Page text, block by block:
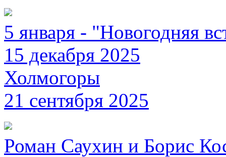
5 января - "Новогодняя
15 декабря 2025
Холмогоры
21 сентября 2025
Роман Саухин и Борис